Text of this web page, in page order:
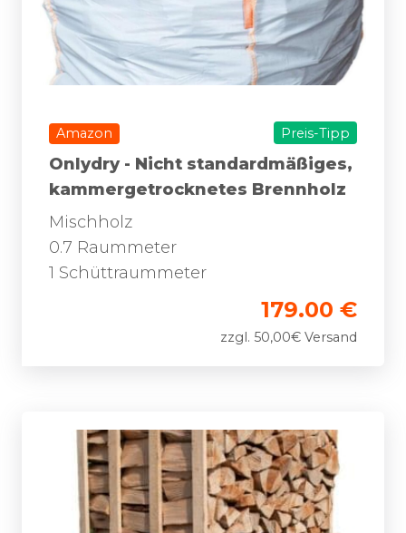
Amazon Preis-Tipp
Onlydry - Nicht standardmäßiges,
kammergetrocknetes Brennholz
Mischholz
0.7 Raummeter
1 Schüttraummeter
179.00 €
zzgl. 50,00€ Versand